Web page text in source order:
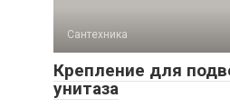
Сантехника
Крепление для
унитаза